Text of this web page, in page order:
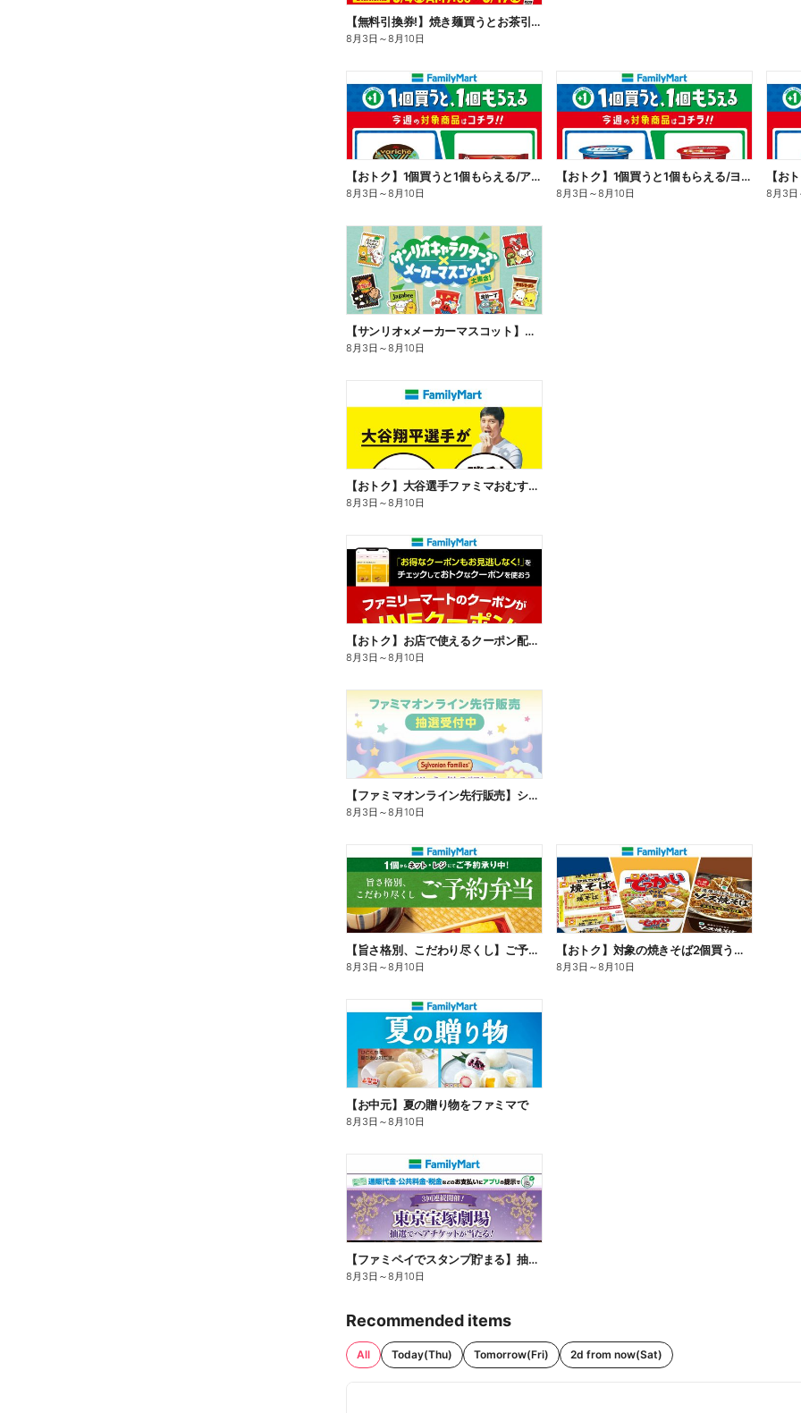
【無料引換券!】焼き麺買うとお茶引換券貰える!
8月3日 ～8月10日
【おトク】1個買うと1個もらえる/アイス
8月3日 ～8月10日
【おトク】1個買うと1個もらえる/ヨーグルト
8月3日 ～8月10日
【お
8月3日
【サンリオ×メーカーマスコット】オリジナルグッズ貰える!
8月3日 ～8月10日
【おトク】大谷選手ファミマおむすび割
8月3日 ～8月10日
【おトク】お店で使えるクーポン配信中
8月3日 ～8月10日
【ファミマオンライン先行販売】シルバニアファミリー
8月3日 ～8月10日
【旨さ格別、こだわり尽くし】ご予約弁当
8月3日 ～8月10日
【おトク】対象の焼きそば2個買うと100円引き!
8月3日 ～8月10日
【お中元】夏の贈り物をファミマで
8月3日 ～8月10日
【ファミペイでスタンプ貯まる】抽選でペアチケットが当たる!
8月3日 ～8月10日
Recommended items
All Today(Thu) Tomorrow(Fri) 2d from now(Sat)